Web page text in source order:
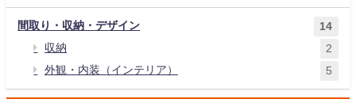
間取り・収納・デザイン
14
収納
2
外観・内装（インテリア）
5